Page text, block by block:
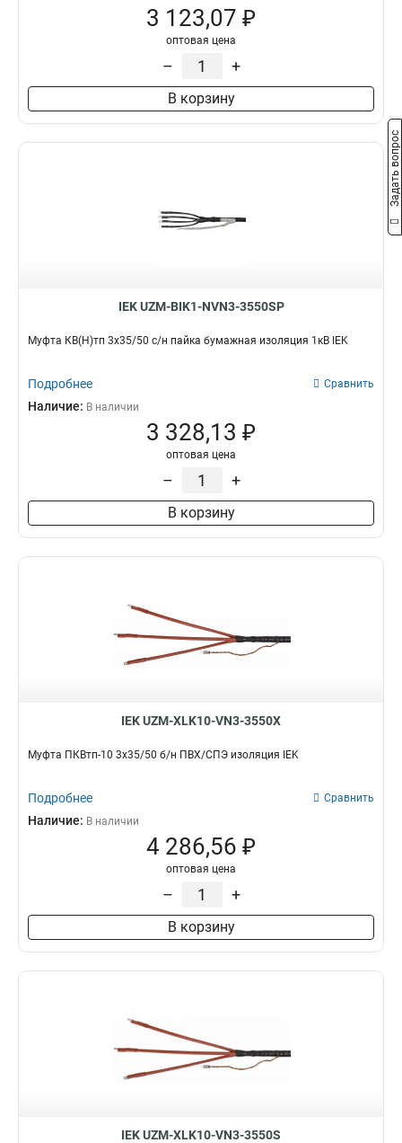
3 123,07 ₽
оптовая цена
– +
В корзину
IEK UZM-BIK1-NVN3-3550SP
Муфта КВ(Н)тп 3х35/50 с/н пайка бумажная изоляция 1кВ IEK
Подробнее Сравнить
Наличие: В наличии
3 328,13 ₽
оптовая цена
– +
В корзину
IEK UZM-XLK10-VN3-3550X
Муфта ПКВтп-10 3х35/50 б/н ПВХ/СПЭ изоляция IEK
Подробнее Сравнить
Наличие: В наличии
4 286,56 ₽
оптовая цена
– +
В корзину
IEK UZM-XLK10-VN3-3550S
Задать вопрос